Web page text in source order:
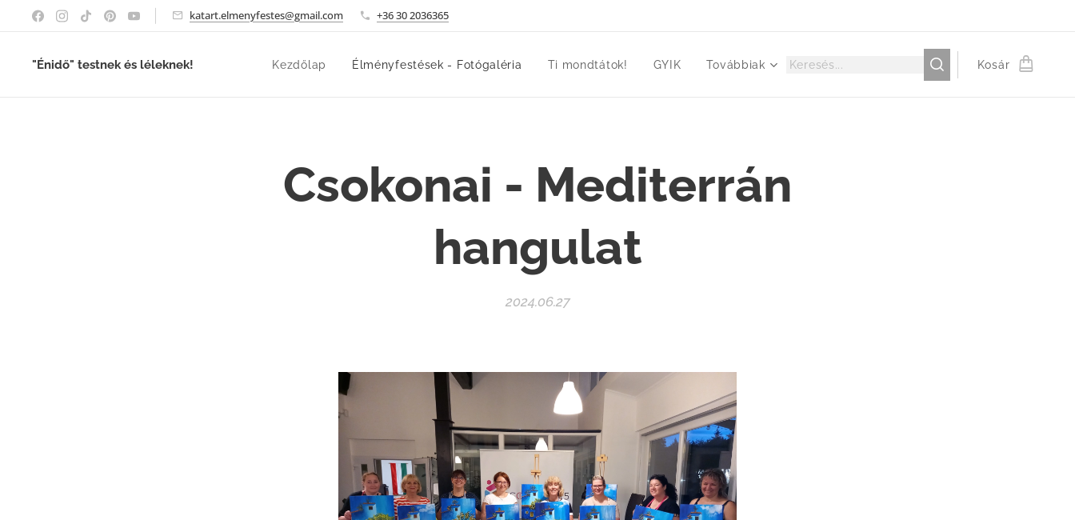
katart.elmenyfestes@gmail.com +36 30 2036365
"Énidő" testnek és léleknek! Kezdőlap Élményfestések - Fotógaléria Ti mondtátok! GYIK Továbbiak Kosár
Csokonai - Mediterrán
hangulat
2024.06.27